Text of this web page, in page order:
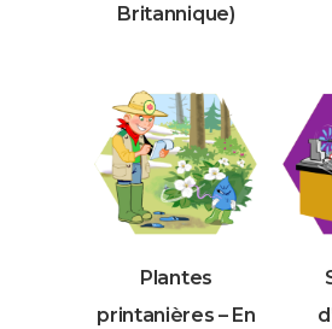
Britannique)
Plantes
printanières – En